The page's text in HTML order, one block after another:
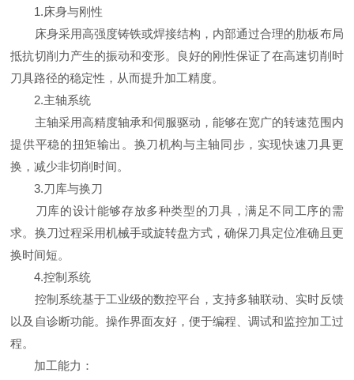
1.床身与刚性
床身采用高强度铸铁或焊接结构，内部通过合理的肋板布局
抵抗切削力产生的振动和变形。良好的刚性保证了在高速切削时
刀具路径的稳定性，从而提升加工精度。
2.主轴系统
主轴采用高精度轴承和伺服驱动，能够在宽广的转速范围内
提供平稳的扭矩输出。换刀机构与主轴同步，实现快速刀具更
换，减少非切削时间。
3.刀库与换刀
刀库的设计能够存放多种类型的刀具，满足不同工序的需
求。换刀过程采用机械手或旋转盘方式，确保刀具定位准确且更
换时间短。
4.控制系统
控制系统基于工业级的数控平台，支持多轴联动、实时反馈
以及自诊断功能。操作界面友好，便于编程、调试和监控加工过
程。
加工能力：